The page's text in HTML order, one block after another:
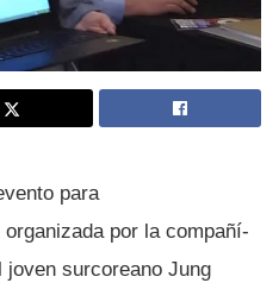
para
organizada por la compañí­
surcoreano Jung